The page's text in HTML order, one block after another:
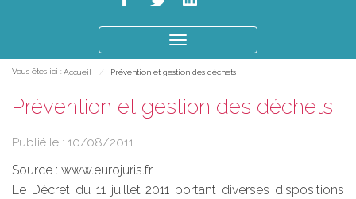
le
Vous êtes ici : Accueil Prévention et gestion des déchets
Prévention et gestion des déchets
Publié le : 10/08/2011
Source : www.eurojuris.fr
Le Décret du 11 juillet 2011 portant diverses dispositions